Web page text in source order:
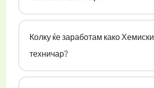
Колку ќе заработам како Хемиски
техничар?